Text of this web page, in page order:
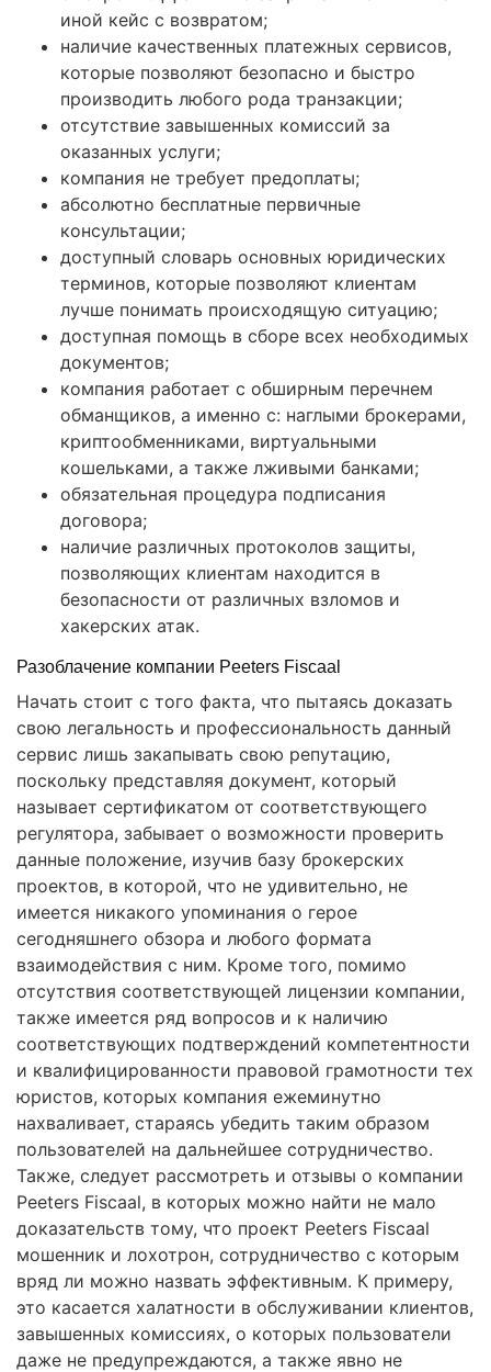
иной кейс с возвратом;
наличие качественных платежных сервисов,
которые позволяют безопасно и быстро
производить любого рода транзакции;
отсутствие завышенных комиссий за
оказанных услуги;
компания не требует предоплаты;
абсолютно бесплатные первичные
консультации;
доступный словарь основных юридических
терминов, которые позволяют клиентам
лучше понимать происходящую ситуацию;
доступная помощь в сборе всех необходимых
документов;
компания работает с обширным перечнем
обманщиков, а именно с: наглыми брокерами,
криптообменниками, виртуальными
кошельками, а также лживыми банками;
обязательная процедура подписания
договора;
наличие различных протоколов защиты,
позволяющих клиентам находится в
безопасности от различных взломов и
хакерских атак.
Разоблачение компании Peeters Fiscaal
Начать стоит с того факта, что пытаясь доказать
свою легальность и профессиональность данный
сервис лишь закапывать свою репутацию,
поскольку представляя документ, который
называет сертификатом от соответствующего
регулятора, забывает о возможности проверить
данные положение, изучив базу брокерских
проектов, в которой, что не удивительно, не
имеется никакого упоминания о герое
сегодняшнего обзора и любого формата
взаимодействия с ним. Кроме того, помимо
отсутствия соответствующей лицензии компании,
также имеется ряд вопросов и к наличию
соответствующих подтверждений компетентности
и квалифицированности правовой грамотности тех
юристов, которых компания ежеминутно
нахваливает, стараясь убедить таким образом
пользователей на дальнейшее сотрудничество.
Также, следует рассмотреть и отзывы о компании
Peeters Fiscaal, в которых можно найти не мало
доказательств тому, что проект Peeters Fiscaal
мошенник и лохотрон, сотрудничество с которым
вряд ли можно назвать эффективным. К примеру,
это касается халатности в обслуживании клиентов,
завышенных комиссиях, о которых пользователи
даже не предупреждаются, а также явно не